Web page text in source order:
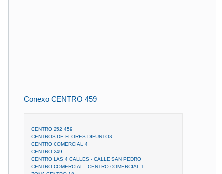
Conexo CENTRO 459
CENTRO 252 459
CENTROS DE FLORES DIFUNTOS
CENTRO COMERCIAL 4
CENTRO 249
CENTRO LAS 4 CALLES - CALLE SAN PEDRO
CENTRO COMERCIAL - CENTRO COMERCIAL 1